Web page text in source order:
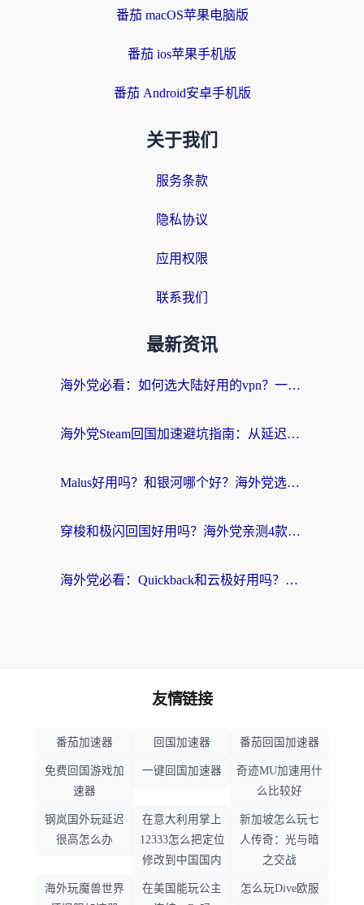
番茄 macOS苹果电脑版
番茄 ios苹果手机版
番茄 Android安卓手机版
关于我们
服务条款
隐私协议
应用权限
联系我们
最新资讯
海外党必看：如何选大陆好用的vpn？一篇解决你的回国访问难题
海外党Steam回国加速避坑指南：从延迟卡顿到无缝畅玩，我踩过的坑和最优解
Malus好用吗？和银河哪个好？海外党选回国加速器的避坑指南（附乌克兰玩国内游戏实测）
穿梭和极闪回国好用吗？海外党亲测4款加速器+1个隐藏宝藏
海外党必看：Quickback和云极好用吗？3招教你选对回国加速器（附PC端VPN实测对比）
友情链接
番茄加速器 回国加速器 番茄回国加速器
免费回国游戏加
速器
一键回国加速器
奇迹MU加速用什
么比较好
钢岚国外玩延迟
很高怎么办
在意大利用掌上
12333怎么把定位
修改到中国国内
新加坡怎么玩七
人传奇：光与暗
之交战
海外玩魔兽世界
在美国能玩公主
怎么玩Dive欧服